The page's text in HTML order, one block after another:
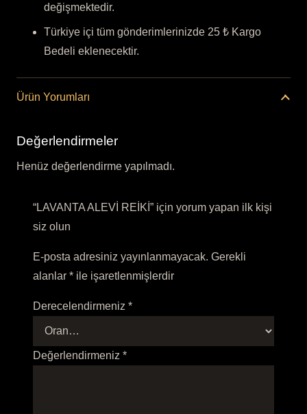
değişmektedir.
Türkiye içi tüm gönderimlerinizde 25 ₺ Kargo
Bedeli eklenecektir.
Ürün Yorumları
Değerlendirmeler
Henüz değerlendirme yapılmadı.
“LAVANTA ALEVİ REİKİ” için yorum yapan ilk kişi
siz olun
E-posta adresiniz yayınlanmayacak. Gerekli
alanlar * ile işaretlenmişlerdir
Derecelendirmeniz *
Değerlendirmeniz *